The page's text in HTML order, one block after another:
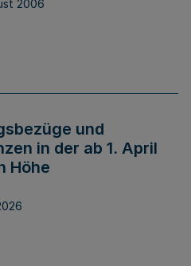
2006
und
in der ab 1. April
Höhe